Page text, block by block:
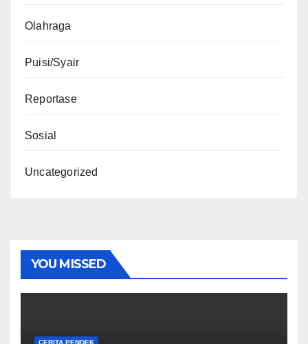
Olahraga
Puisi/Syair
Reportase
Sosial
Uncategorized
YOU MISSED
CERITA PENDEK